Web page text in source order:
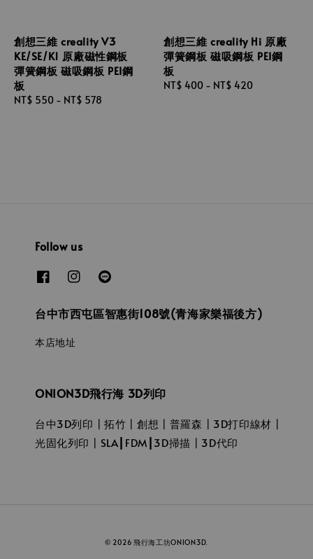
創想三維 creality V3
KE/SE/K1 原廠磁性鋼板
彈簧鋼板 磁吸鋼板 PEI鋼
板
Regular
NT$ 550 - NT$ 578
創想三維 creality Hi 原廠
彈簧鋼板 磁吸鋼板 PEI鋼
板
Regular
NT$ 400 - NT$ 420
Follow us
台中市西屯區智惠街108號(青海家樂福後方)
本店地址
ONION3D飛行海 3D列印
台中3D列印┃拓竹┃創想┃普羅森┃3D打印線材┃
光固化列印┃SLA┃FDM┃3D掃描┃3D代印
© 2026 飛行海工坊ONION3D.